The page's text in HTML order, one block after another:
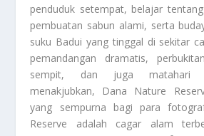
penduduk setempat, belajar
pembuatan sabun alami, serta
suku Badui yang tinggal di sekitar
pemandangan dramatis,
sempit, dan juga matahari
menakjubkan, Dana Nature
yang sempurna bagi para
Reserve adalah cagar alam